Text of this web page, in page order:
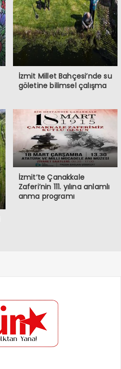
İzmit Millet Bahçesi’nde su
göletine bilimsel çalışma
İzmit’te Çanakkale
Zaferi’nin 111. yılına anlamlı
anma programı